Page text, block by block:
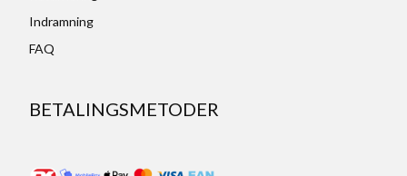
Indramning
FAQ
BETALINGSMETODER